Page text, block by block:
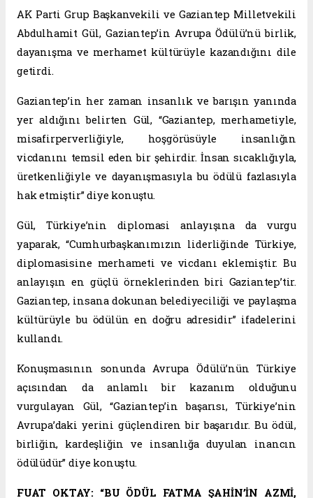
AK Parti Grup Başkanvekili ve Gaziantep Milletvekili
Abdulhamit Gül, Gaziantep’in Avrupa Ödülü’nü birlik,
dayanışma ve merhamet kültürüyle kazandığını dile
getirdi.
Gaziantep’in her zaman insanlık ve barışın yanında
yer aldığını belirten Gül, “Gaziantep, merhametiyle,
misafirperverliğiyle, hoşgörüsüyle insanlığın
vicdanını temsil eden bir şehirdir. İnsan sıcaklığıyla,
üretkenliğiyle ve dayanışmasıyla bu ödülü fazlasıyla
hak etmiştir” diye konuştu.
Gül, Türkiye’nin diplomasi anlayışına da vurgu
yaparak, “Cumhurbaşkanımızın liderliğinde Türkiye,
diplomasisine merhameti ve vicdanı eklemiştir. Bu
anlayışın en güçlü örneklerinden biri Gaziantep’tir.
Gaziantep, insana dokunan belediyeciliği ve paylaşma
kültürüyle bu ödülün en doğru adresidir” ifadelerini
kullandı.
Konuşmasının sonunda Avrupa Ödülü’nün Türkiye
açısından da anlamlı bir kazanım olduğunu
vurgulayan Gül, “Gaziantep’in başarısı, Türkiye’nin
Avrupa’daki yerini güçlendiren bir başarıdır. Bu ödül,
birliğin, kardeşliğin ve insanlığa duyulan inancın
ödülüdür” diye konuştu.
FUAT OKTAY: “BU ÖDÜL FATMA ŞAHİN’İN AZMİ,